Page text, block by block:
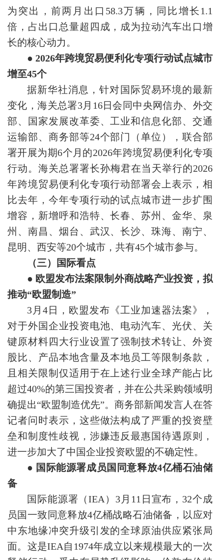
为突出，前两月出口58.3万辆，同比增长1.1
倍，占出口总量超四成，成为拉动汽车出口增
长的核心动力。
● 2026年跨境贸易便利化专项行动试点城市
增至45个
据新华社消息，针对国际贸易环境的最新
变化，海关总署3月16日会同中央网信办、外交
部、国家发展改革委、工业和信息化部、交通
运输部、商务部等24个部门（单位），联合部
署开展为期6个月的2026年跨境贸易便利化专项
行动。海关总署署长孙梅君在当天举行的2026
年跨境贸易便利化专项行动部署会上表示，相
比去年，今年专项行动的试点城市进一步扩围
增容，新增呼和浩特、长春、苏州、金华、泉
州、南昌、烟台、武汉、长沙、珠海、南宁、
昆明、西安等20个城市，共有45个城市参与。
（三）国际看点
● 欧盟发布法案限制外商战略产业投资，拟
推动“欧盟制造”
3月4日，欧盟发布《工业加速器法案》，
对于外国企业投资电池、电动汽车、光伏、关
键原材料四大行业设置了强制技术转让、外资
股比、产品本地含量及本地员工等限制条款，
且相关限制仅适用于在上述行业全球产能占比
超过40%的第三国投资者，并在公共采购领域明
确提出“欧盟制造优先”。商务部新闻发言人在答
记者问时表示，这些做法构成了严重的投资壁
垒和制度性歧视，涉嫌违反最惠国待遇原则，
进一步加大了中国企业投资欧盟的不确定性。
● 国际能源署成员国同意释放4亿桶石油储
备
国际能源署（IEA）3月11日宣布，32个成
员国一致同意释放4亿桶战略石油储备，以应对
中东地缘冲突升级引发的全球原油供应紧张局
面。这是IEA自1974年成立以来规模最大的一次